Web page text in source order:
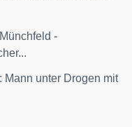
-
Mann unter Drogen mit